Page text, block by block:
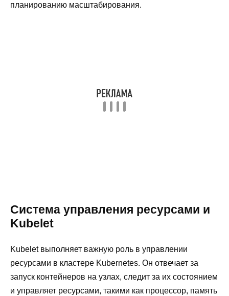
планированию масштабирования.
Система управления ресурсами и
Kubelet
Kubelet выполняет важную роль в управлении
ресурсами в кластере Kubernetes. Он отвечает за
запуск контейнеров на узлах, следит за их состоянием
и управляет ресурсами, такими как процессор, память